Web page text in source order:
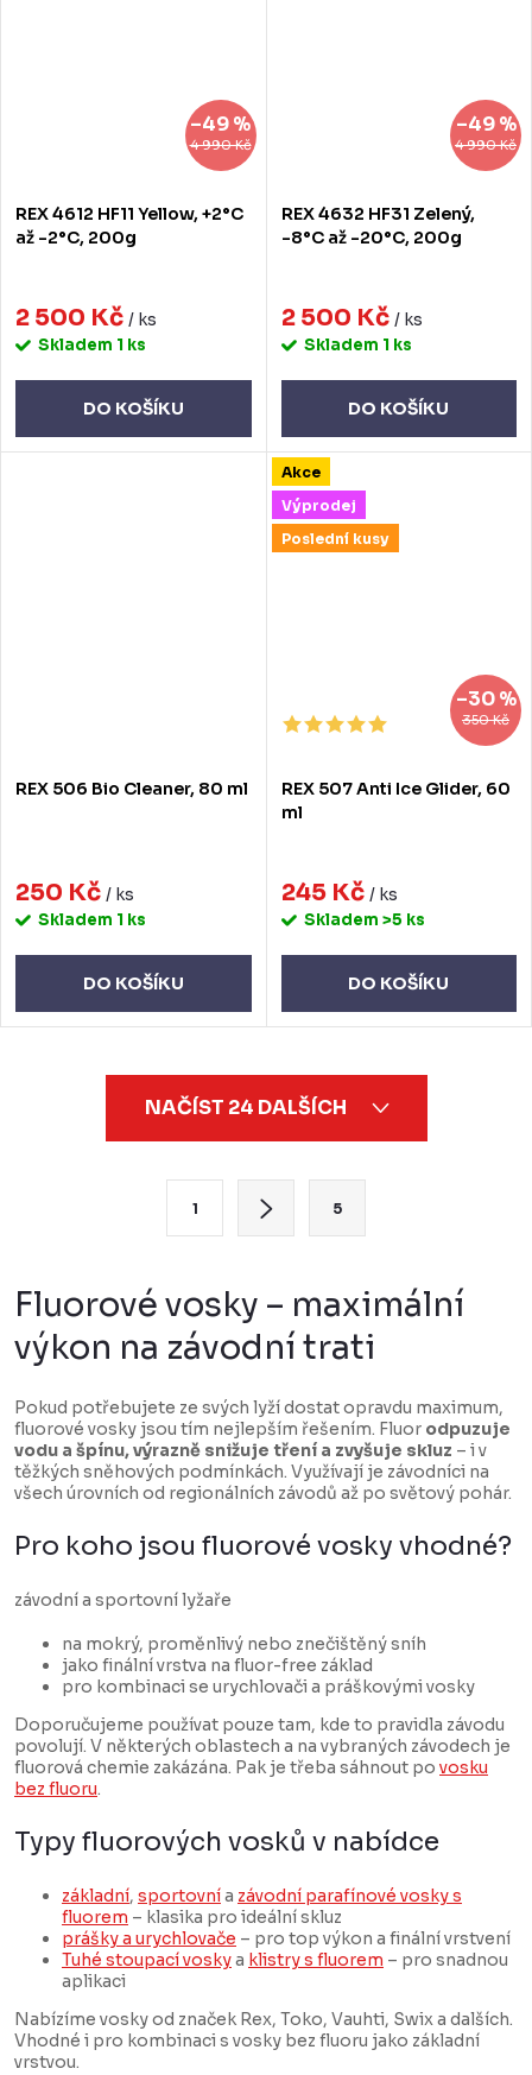
4 990 Kč
–49 %
REX 4612 HF11 Yellow, +2°C
až -2°C, 200g
2 500 Kč / ks
Skladem 1 ks
DO KOŠÍKU
4 990 Kč
–49 %
REX 4632 HF31 Zelený,
-8°C až -20°C, 200g
2 500 Kč / ks
Skladem 1 ks
DO KOŠÍKU
REX 506 Bio Cleaner, 80 ml
250 Kč / ks
Skladem 1 ks
DO KOŠÍKU
Akce
Výprodej
Poslední kusy
350 Kč
–30 %
REX 507 Anti Ice Glider, 60
ml
245 Kč / ks
Skladem >5 ks
DO KOŠÍKU
c
í
p
v
k
y
ý
p
NAČÍST 24 DALŠÍCH
á
k
o
v
á
n
1 5
Fluorové vosky – maximální
výkon na závodní trati
Pokud potřebujete ze svých lyží dostat opravdu maximum,
fluorové vosky jsou tím nejlepším řešením. Fluor odpuzuje
vodu a špínu, výrazně snižuje tření a zvyšuje skluz – i v
těžkých sněhových podmínkách. Využívají je závodníci na
všech úrovních od regionálních závodů až po světový pohár.
Pro koho jsou fluorové vosky vhodné?
závodní a sportovní lyžaře
na mokrý, proměnlivý nebo znečištěný sníh
jako finální vrstva na fluor-free základ
pro kombinaci se urychlovači a práškovými vosky
Doporučujeme používat pouze tam, kde to pravidla závodu
povolují. V některých oblastech a na vybraných závodech je
fluorová chemie zakázána. Pak je třeba sáhnout po vosku
bez fluoru.
Typy fluorových vosků v nabídce
základní, sportovnía závodní parafínové vosky s
fluorem – klasika pro ideální skluz
prášky a urychlovače – pro top výkon a finální vrstvení
Tuhé stoupací voskya klistry s fluorem – pro snadnou
aplikaci
Nabízíme vosky od značek Rex, Toko, Vauhti, Swix a dalších.
Vhodné i pro kombinaci s vosky bez fluoru jako základní
vrstvou.